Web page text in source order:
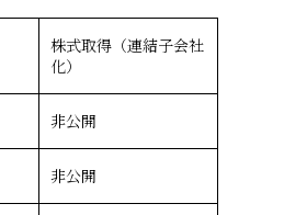
株式取得（連結子会社
化）
非公開
非公開